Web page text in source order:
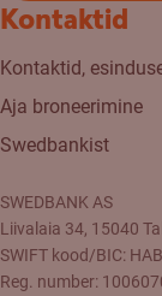
Kontaktid
Kontaktid,
Aja broneerimine
Swedbankist
SWEDBANK AS
Liivalaia 34, 15040
SWIFT kood/BIC:
Reg. number: